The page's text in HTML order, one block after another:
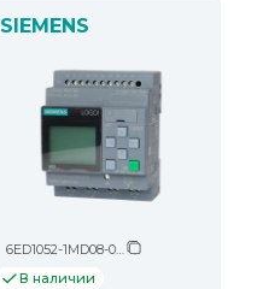
SIEMENS
6ED1052-1MD08-0BA2
В наличии